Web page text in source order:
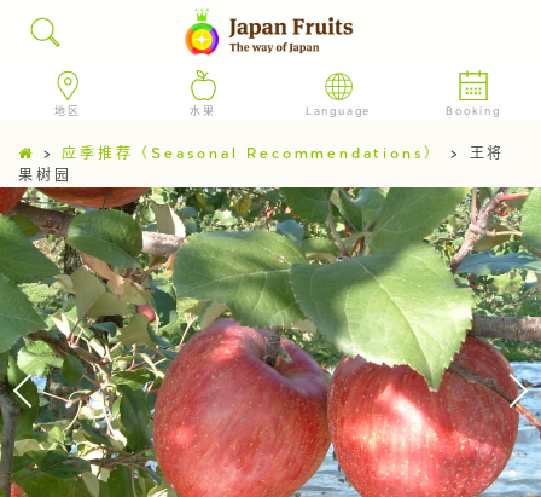
地区 水果 Language Booking
>应季推荐（Seasonal Recommendations） > 王将
果树园